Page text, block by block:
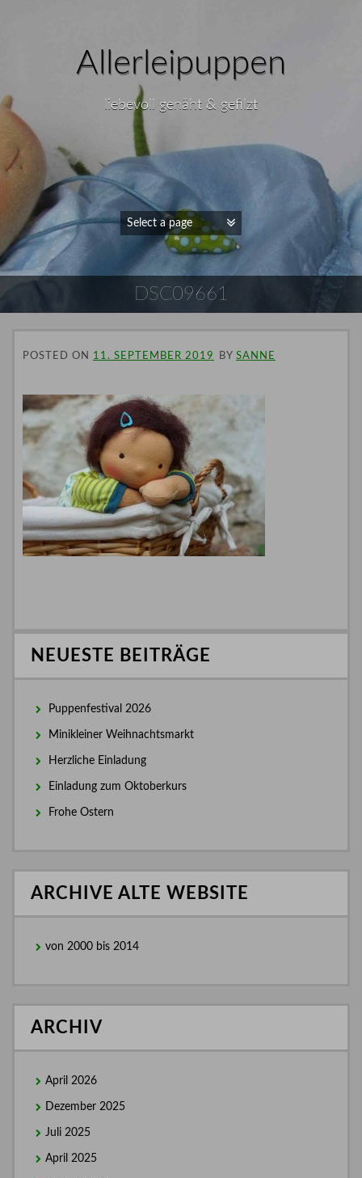
Allerleipuppen
liebevoll genäht & gefilzt
DSC09661
POSTED ON 11. SEPTEMBER 2019 BY SANNE
NEUESTE BEITRÄGE
Puppenfestival 2026
Minikleiner Weihnachtsmarkt
Herzliche Einladung
Einladung zum Oktoberkurs
Frohe Ostern
ARCHIVE ALTE WEBSITE
von 2000 bis 2014
ARCHIV
April 2026
Dezember 2025
Juli 2025
April 2025